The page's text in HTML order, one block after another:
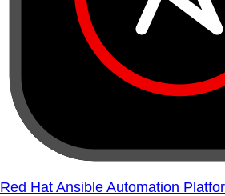
Red Hat Ansible Automation